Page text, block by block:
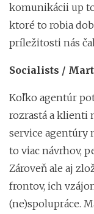
komunikácii up
ktoré to robia
príležitosti nás
Socialists /
Koľko agentúr
rozrastá a klienti
service agentúry
to viac návrhov,
Zároveň ale aj
frontov, ich
(ne)spolupráce.